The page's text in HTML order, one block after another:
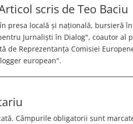
scris deTeo Baciu
presa locală și națională, bursieră în
Jurnaliști în Dialog", coautor al
de Reprezentanța Comisiei
european".
Câmpurile obligatorii sunt